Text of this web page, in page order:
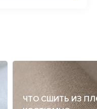
ЧТО СШИТЬ ИЗ